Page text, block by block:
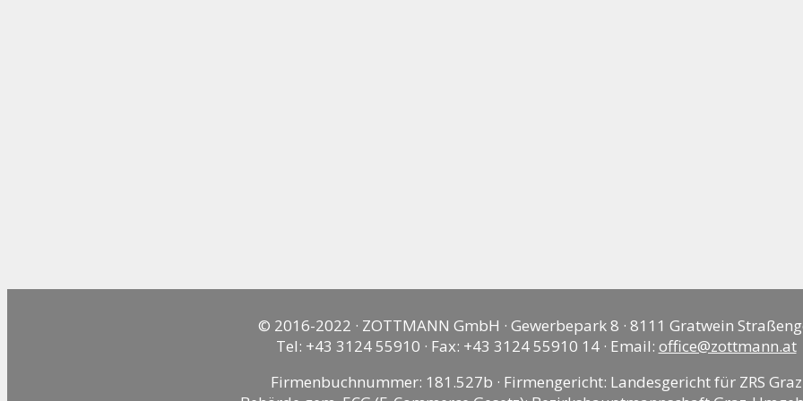
© 2016-2022 · ZOTTMANN GmbH · Gewerbepark 8 · 8111 Gratwein
Tel: +43 3124 55910 · Fax: +43 3124 55910 14 · Email: office@zottmann.at
Firmenbuchnummer: 181.527b · Firmengericht: Landesgericht für ZRS Graz